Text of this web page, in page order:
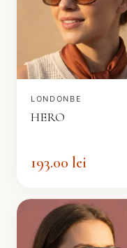
LONDONBE
HERO
193.00 lei